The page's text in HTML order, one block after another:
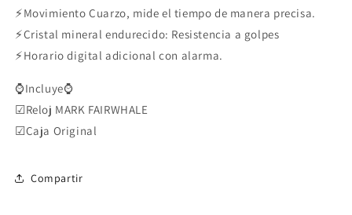
⚡Movimiento Cuarzo, mide el tiempo de manera precisa.
⚡Cristal mineral endurecido: Resistencia a golpes
⚡Horario digital adicional con alarma.
⌚Incluye⌚
☑Reloj MARK FAIRWHALE
☑Caja Original
Compartir